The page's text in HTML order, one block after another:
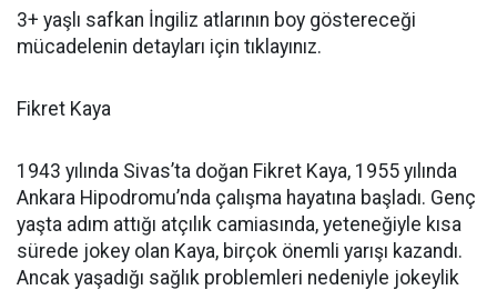
3+ yaşlı safkan İngiliz atlarının boy göstereceği
mücadelenin detayları için tıklayınız.
Fikret Kaya
1943 yılında Sivas’ta doğan Fikret Kaya, 1955 yılında
Ankara Hipodromu’nda çalışma hayatına başladı. Genç
yaşta adım attığı atçılık camiasında, yeteneğiyle kısa
sürede jokey olan Kaya, birçok önemli yarışı kazandı.
Ancak yaşadığı sağlık problemleri nedeniyle jokeylik